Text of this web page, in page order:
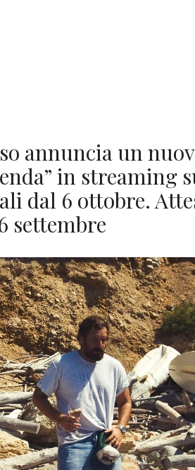
annuncia un
in streaming
dal 6 ottobre.
settembre